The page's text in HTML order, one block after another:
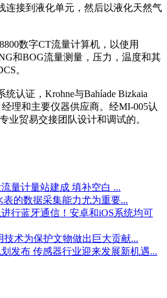
连接到液化单元，然后以液化天然气
数字CT流量计算机，以使用
和BOG流量测量，压力，温度和其
。
认证，Krohne与Bahíade Bizkaia
理和主要仪器供应商。经MI-005认
业贸易交接团队设计和调试的。
量计量站建成 填补空白 ...
表的数据采集能力尤为重要...
行蓝牙通信！安卓和iOS系统均可
技术为保护文物做出巨大贡献...
发布 传感器行业迎来发展新机遇...